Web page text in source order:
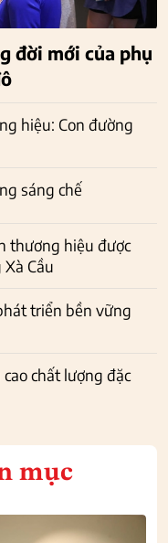
đời mới của phụ
hiệu: Con đường
sáng chế
thương hiệu được
Cầu
triển bền vững
chất lượng đặc
mục